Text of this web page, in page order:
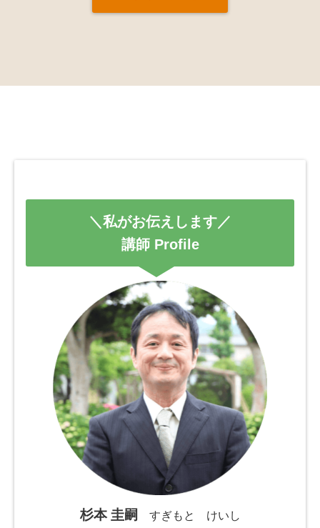
＼私がお伝えします／
講師 Profile
杉本 圭嗣 すぎもと けいし